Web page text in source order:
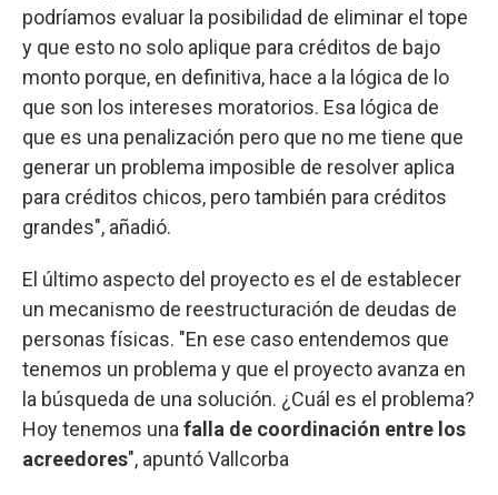
podríamos evaluar la posibilidad de eliminar el tope
y que esto no solo aplique para créditos de bajo
monto porque, en definitiva, hace a la lógica de lo
que son los intereses moratorios. Esa lógica de
que es una penalización pero que no me tiene que
generar un problema imposible de resolver aplica
para créditos chicos, pero también para créditos
grandes", añadió.
El último aspecto del proyecto es el de establecer
un mecanismo de reestructuración de deudas de
personas físicas. "En ese caso entendemos que
tenemos un problema y que el proyecto avanza en
la búsqueda de una solución. ¿Cuál es el problema?
Hoy tenemos una falla de coordinación entre los
acreedores", apuntó Vallcorba